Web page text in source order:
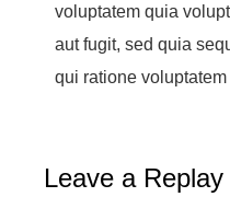
voluptatem quia
aut fugit, sed quia
qui ratione
Leave a Replay